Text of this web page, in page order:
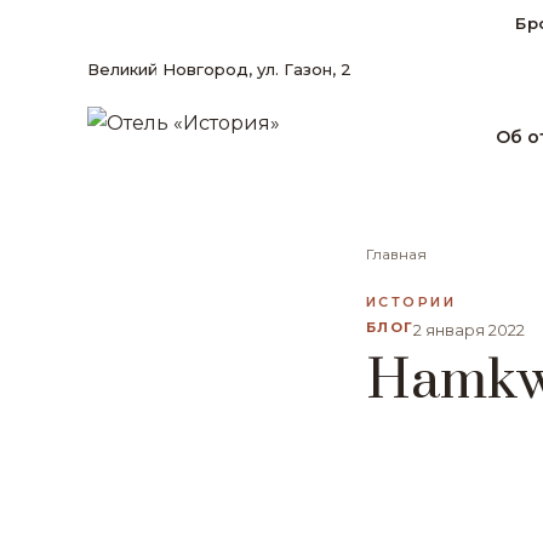
Великий Новгород, ул. Газон, 2
Об
Главная
ИСТОРИИ
БЛОГ2 января 2022